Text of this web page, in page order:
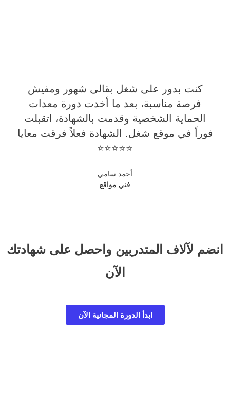
كنت بدور على شغل بقالى شهور ومفيش
فرصة مناسبة، بعد ما أخدت دورة معدات
الحماية الشخصية وقدمت بالشهادة، اتقبلت
فوراً في موقع شغل. الشهادة فعلاً فرقت معايا
⭐⭐⭐⭐⭐
أحمد سامي
فني مواقع
انضم لآلاف المتدربين واحصل على شهادتك
الآن
ابدأ الدورة المجانية الآن